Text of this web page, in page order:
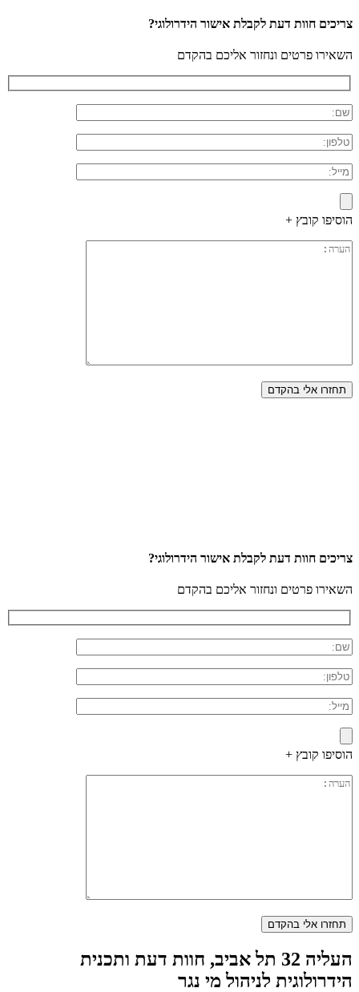
צריכים חוות דעת לקבלת אישור הידרולוגי?
השאירו פרטים ונחזור אליכם בהקדם
הוסיפו קובץ +
צריכים חוות דעת לקבלת אישור הידרולוגי?
השאירו פרטים ונחזור אליכם בהקדם
הוסיפו קובץ +
העליה 32 תל אביב, חוות דעת ותכנית
הידרולוגית לניהול מי נגר